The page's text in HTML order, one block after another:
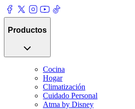
Productos
Cocina
Hogar
Climatización
Cuidado Personal
Atma by Disney